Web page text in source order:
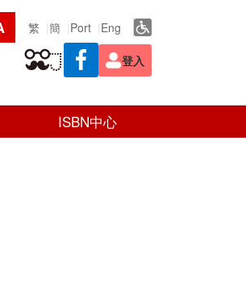
繁 簡 Port Eng
登入
ISBN中心